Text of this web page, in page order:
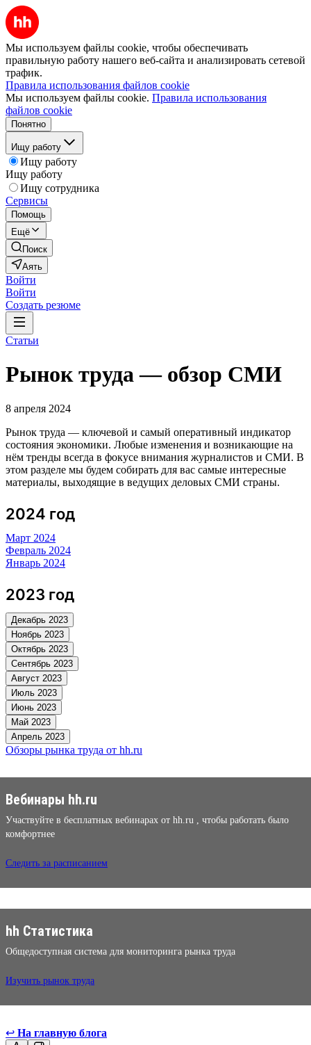
Мы используем файлы cookie, чтобы обеспечивать
правильную работу нашего веб-сайта и анализировать сетевой
трафик.
Правила использования файлов cookie
Мы используем файлы cookie. Правила использования
файлов cookie
Понятно
Ищу работу
Ищу работу
Ищу работу
Ищу сотрудника
Сервисы
Помощь
Ещё
Поиск
Аять
Войти
Войти
Создать резюме
Статьи
Рынок труда — обзор СМИ
8 апреля 2024
Рынок труда — ключевой и самый оперативный индикатор
состояния экономики. Любые изменения и возникающие на
нём тренды всегда в фокусе внимания журналистов и СМИ. В
этом разделе мы будем собирать для вас самые интересные
материалы, выходящие в ведущих деловых СМИ страны.
2024 год
Март 2024
Февраль 2024
Январь 2024
2023 год
Декабрь 2023
Ноябрь 2023
Октябрь 2023
Сентябрь 2023
Август 2023
Июль 2023
Июнь 2023
Май 2023
Апрель 2023
Обзоры рынка труда от hh.ru
Вебинары hh.ru
Участвуйте в бесплатных вебинарах от hh.ru , чтобы работать было
комфортнее
Следить за расписанием
hh Статистика
Общедоступная система для мониторинга рынка труда
Изучить рынок труда
↩ На главную блога